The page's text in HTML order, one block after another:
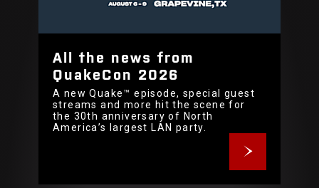
All the news from
QuakeCon 2026
A new Quake™ episode, special guest
streams and more hit the scene for
the 30th anniversary of North
America’s largest LAN party.